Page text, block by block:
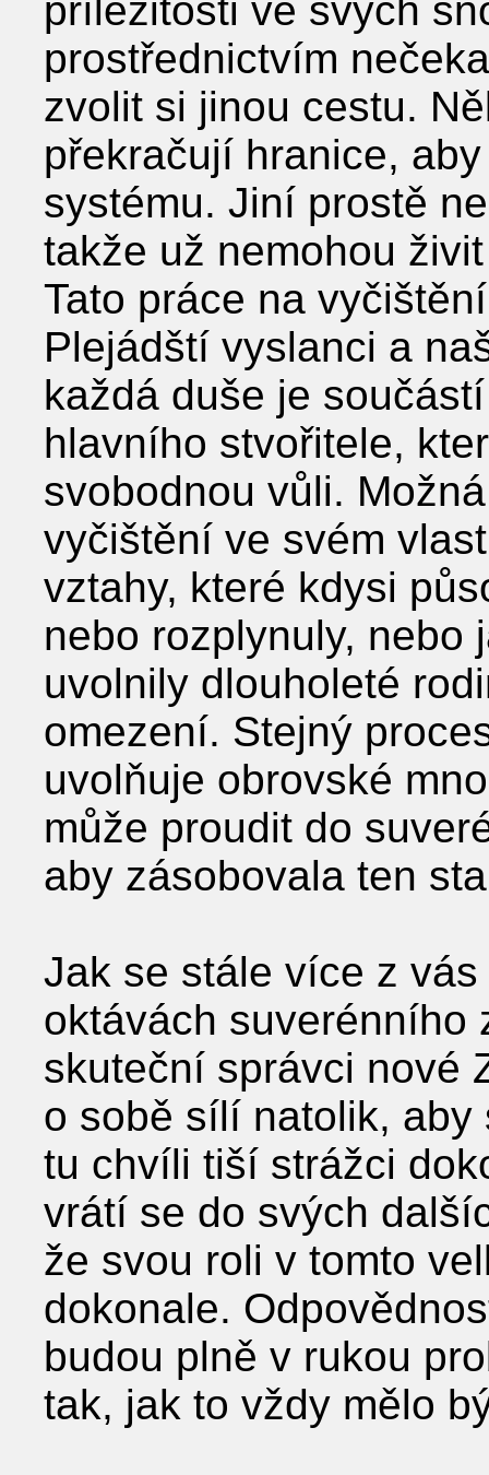
příležitosti ve svých
prostřednictvím
zvolit si jinou cestu.
překračují hranice,
systému. Jiní prostě
takže už nemohou
Tato práce na
Plejádští vyslanci a
každá duše je
hlavního stvořitele,
svobodnou vůli.
vyčištění ve svém
vztahy, které kdysi
nebo rozplynuly, nebo
uvolnily dlouholeté
omezení. Stejný
uvolňuje obrovské
může proudit do
aby zásobovala ten
Jak se stále více z
oktávách suverénního
skuteční správci nové
o sobě sílí natolik,
tu chvíli tiší strážci
vrátí se do svých
že svou roli v tomto
dokonale.
budou plně v rukou
tak, jak to vždy mělo